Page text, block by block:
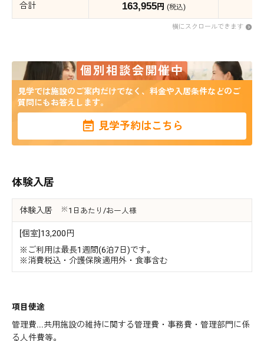
合計 163,955円 (税込)
横にスクロールできます
個別相談会開催中
見学では施設のご案内だけでなく、料金や入居条件などのご
質問にもお答えします。
見学予約はこちら
体験入居
体験入居 1日あたり/お一人様
[個室]13,200円
※ご利用は最長1週間(6泊7日)です。
※消費税込・介護保険適用外・食事含む
項目使途
管理費...共用施設の維持に関する管理費・事務費・管理部門に係
る人件費等。